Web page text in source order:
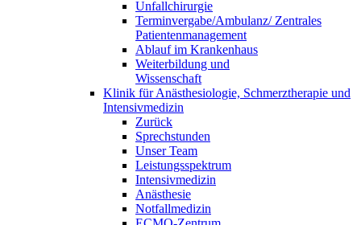
Unfallchirurgie
Terminvergabe/Ambulanz/ Zentrales
Patientenmanagement
Ablauf im Krankenhaus
Weiterbildung und
Wissenschaft
Klinik für Anästhesiologie, Schmerztherapie und
Intensivmedizin
Zurück
Sprechstunden
Unser Team
Leistungsspektrum
Intensivmedizin
Anästhesie
Notfallmedizin